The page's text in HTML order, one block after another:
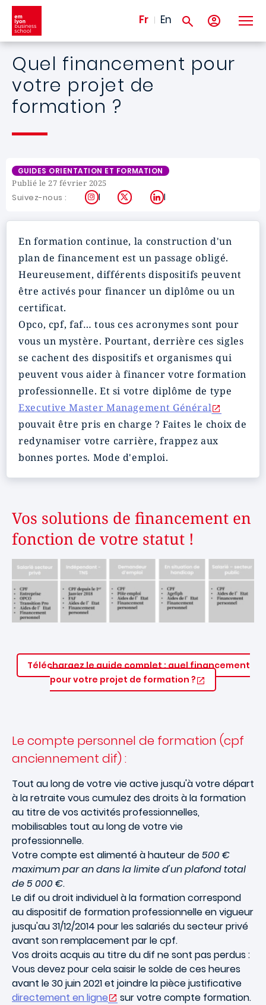
Aller au contenu principal
Fr En
Quel financement pour
votre projet de
formation ?
GUIDES ORIENTATION ET FORMATION
Publié le 27 février 2025
Suivez-nous : Instagram
X LinkedIn
En formation continue, la construction d'un
plan de financement est un passage obligé.
Heureusement, différents dispositifs peuvent
être activés pour financer un diplôme ou un
certificat.
Opco, cpf, faf… tous ces acronymes sont pour
vous un mystère. Pourtant, derrière ces sigles
se cachent des dispositifs et organismes qui
peuvent vous aider à financer votre formation
professionnelle. Et si votre diplôme de type
Executive Master Management Général
pouvait être pris en charge ? Faites le choix de
redynamiser votre carrière, frappez aux
bonnes portes. Mode d'emploi.
Vos solutions de financement en
fonction de votre statut !
Téléchargez le guide complet : quel financement
pour votre projet de formation ?
Le compte personnel de formation (cpf
anciennement dif) :
Tout au long de votre vie active jusqu'à votre départ
à la retraite vous cumulez des droits à la formation
au titre de vos activités professionnelles,
mobilisables tout au long de votre vie
professionnelle.
Votre compte est alimenté à hauteur de500 €
maximum par an dans la limite d'un plafond total
de 5 000 €.
Le dif ou droit individuel à la formation correspond
au dispositif de formation professionnelle en vigueur
jusqu'au 31/12/2014 pour les salariés du secteur privé
avant son remplacement par le cpf.
Vos droits acquis au titre du dif ne sont pas perdus :
Vous devez pour cela saisir le solde de ces heures
avant le 30 juin 2021 et joindre la pièce justificative
directement en ligne
sur votre compte formation.